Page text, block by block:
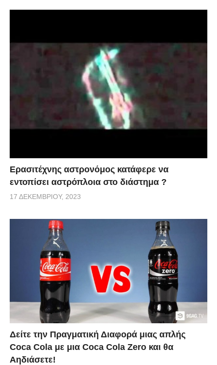
Ερασιτέχνης αστρονόμος κατάφερε να
εντοπίσει αστρόπλοια στο διάστημα ?
17 ΔΕΚΕΜΒΡΊΟΥ, 2023
Δείτε την Πραγματική Διαφορά μιας απλής
Coca Cola με μια Coca Cola Zero και θα
Αηδιάσετε!